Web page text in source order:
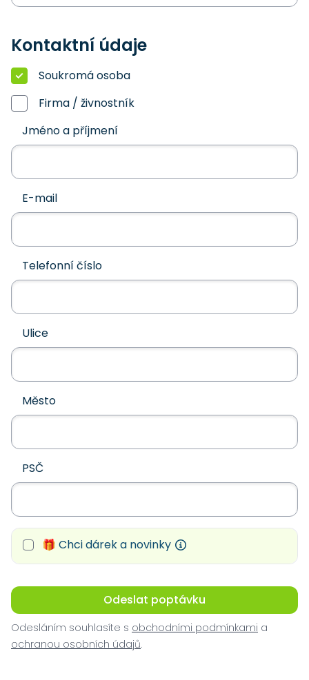
Kontaktní údaje
Soukromá osoba
Firma / živnostník
Jméno a příjmení
E-mail
Telefonní číslo
Ulice
Město
PSČ
🎁 Chci dárek a novinky
Odeslat poptávku
Odesláním souhlasíte s obchodními podmínkami a
ochranou osobních údajů.